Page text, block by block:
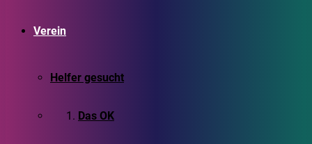
Verein
Helfer gesucht
Das OK